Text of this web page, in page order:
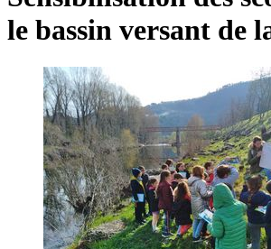
le bassin versant de